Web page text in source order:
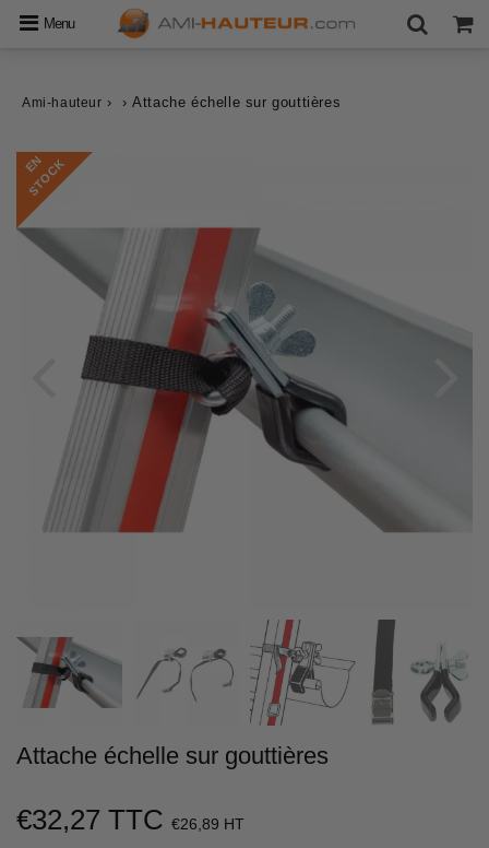
Menu
Ami-hauteur › › Attache échelle sur gouttières
E
N
S
T
O
C
K
Attache échelle sur gouttières
€32,27 TTC €26,89 HT